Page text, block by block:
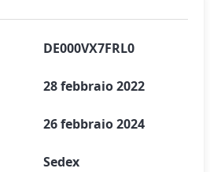
DE000VX7FRL0
28 febbraio 2022
26 febbraio 2024
Sedex